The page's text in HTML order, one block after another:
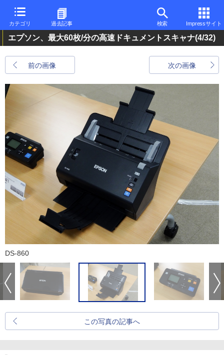
カテゴリ 過去記事 検索 Impressサイト
エプソン、最大60枚/分の高速ドキュメントスキャナ(4/32)
前の画像 次の画像
DS-860
この写真の記事へ